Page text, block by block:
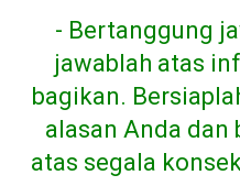
- Bertanggung
jawablah atas
bagikan.
alasan Anda dan
atas segala